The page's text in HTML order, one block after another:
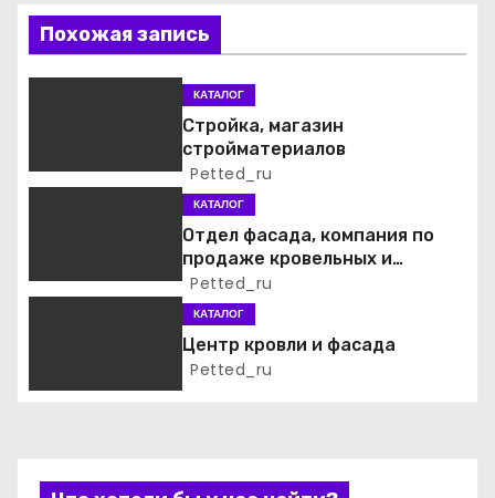
ц
и
п
а
и
я
Похожая запись
КАТАЛОГ
Стройка, магазин
стройматериалов
Petted_ru
КАТАЛОГ
Отдел фасада, компания по
продаже кровельных и
фасадных материалов
Petted_ru
КАТАЛОГ
Центр кровли и фасада
Petted_ru